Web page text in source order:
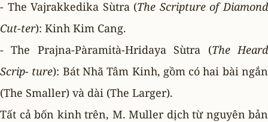
- The Vajrakkedika Sùtra (The Scripture of Diamond
Cut-ter): Kinh Kim Cang.
- The Prajna-Pàramità-Hridaya Sùtra (The Heard
Scrip- ture): Bát Nhã Tâm Kinh, gồm có hai bài ngắn
(The Smaller) và dài (The Larger).
Tất cả bốn kinh trên, M. Muller dịch từ nguyên bản